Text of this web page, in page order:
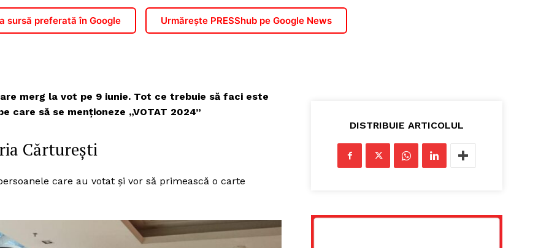
sursă preferată în Google Urmărește PRESShub pe Google News
merg la vot pe 9 iunie. Tot ce trebuie să faci este
să se menționeze „VOTAT 2024”
Cărturești
care au votat și vor să primească o carte
DISTRIBUIE ARTICOLUL